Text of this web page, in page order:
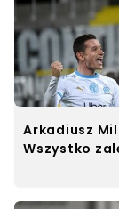
Arkadiusz
Wszystko